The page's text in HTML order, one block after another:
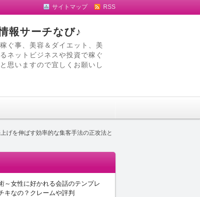
サイトマップ RSS
報サーチなび♪
ぐ事、美容＆ダイエット、美
ネットビジネスや投資で稼ぐ
思いますので宜しくお願いし
げを伸ばす効率的な集客手法の正攻法と
～女性に好かれる会話のテンプレ
キなの？クレームや評判